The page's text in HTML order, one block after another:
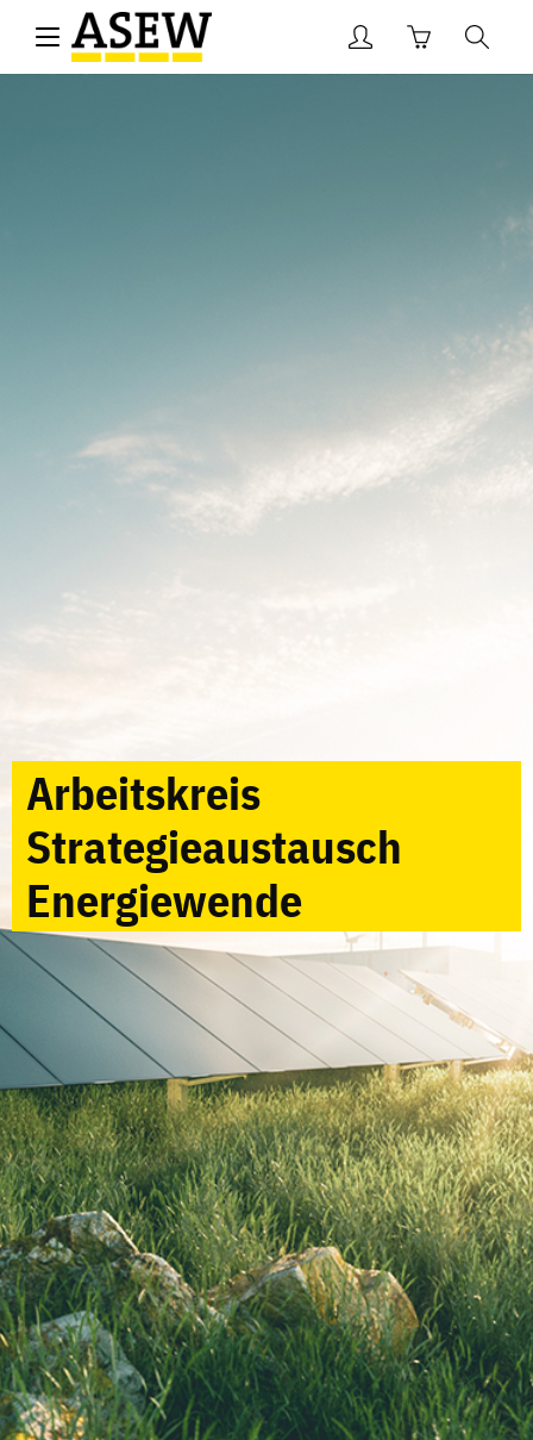
Arbeitskreis
Strategieaustausch
Energiewende